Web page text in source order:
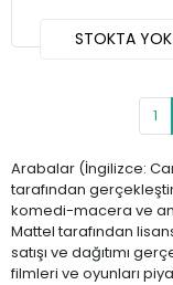
STOKTA YOK
1
Arabalar (İngilizce:
tarafından
komedi-macera ve
Mattel tarafından
satışı ve dağıtımı
filmleri ve oyunları